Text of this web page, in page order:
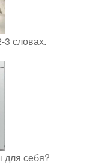
3 словах.
себя?